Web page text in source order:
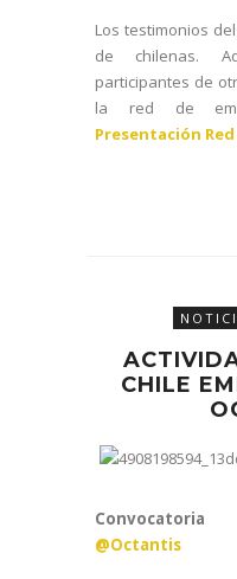
Los testimonios
de chilenas.
participantes de
la red de
Presentación
CHILE
Convocatoria
@Octantis